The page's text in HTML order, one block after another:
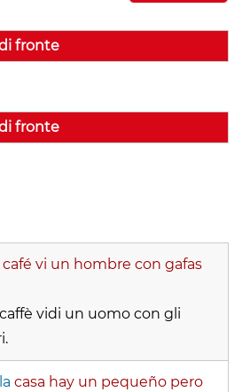
di fronte
di fronte
café vi un hombre con gafas
vidi un uomo con gli
casa hay un pequeño pero